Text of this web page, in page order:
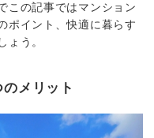
この記事ではマンション
ポイント、快適に暮らす
ょう。
メリット